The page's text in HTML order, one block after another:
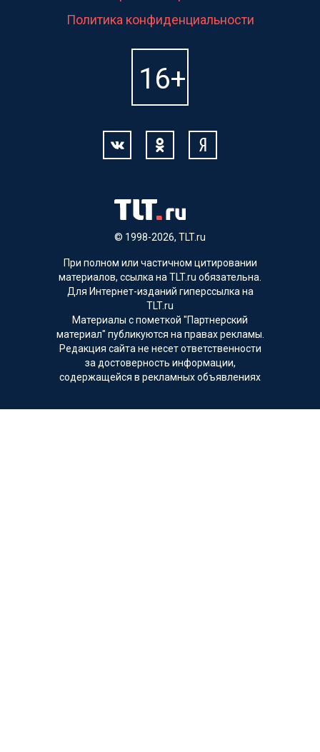
© 1998-2026, TLT.ru
Политика конфиденциальности
При полном или частичном цитировании
материалов, ссылка на TLT.ru обязательна.
Для Интернет-изданий гиперссылка на
TLT.ru
Материалы с пометкой "Партнерский
материал" публикуются на правах рекламы.
Редакция сайта не несет ответственности
за достоверность информации,
содержащейся в рекламных объявлениях